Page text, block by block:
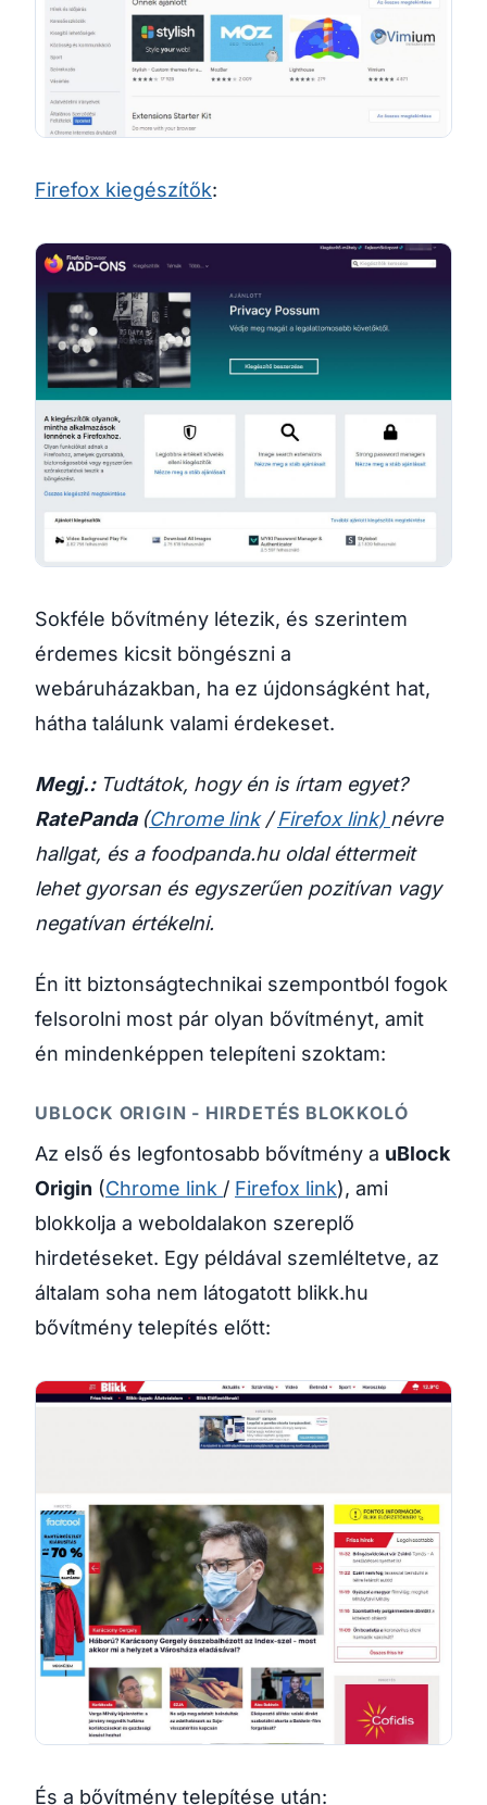
Firefox kiegészítők:
Sokféle bővítmény létezik, és szerintem
érdemes kicsit böngészni a
webáruházakban, ha ez újdonságként hat,
hátha találunk valami érdekeset.
Megj.: Tudtátok, hogy én is írtam egyet?
RatePanda (Chrome link/Firefox link) névre
hallgat, és a foodpanda.hu oldal éttermeit
lehet gyorsan és egyszerűen pozitívan vagy
negatívan értékelni.
Én itt biztonságtechnikai szempontból fogok
felsorolni most pár olyan bővítményt, amit
én mindenképpen telepíteni szoktam:
UBLOCK ORIGIN - HIRDETÉS BLOKKOLÓ
Az első és legfontosabb bővítmény a uBlock
Origin (Chrome link / Firefox link), ami
blokkolja a weboldalakon szereplő
hirdetéseket. Egy példával szemléltetve, az
általam soha nem látogatott blikk.hu
bővítmény telepítés előtt:
És a bővítmény telepítése után: